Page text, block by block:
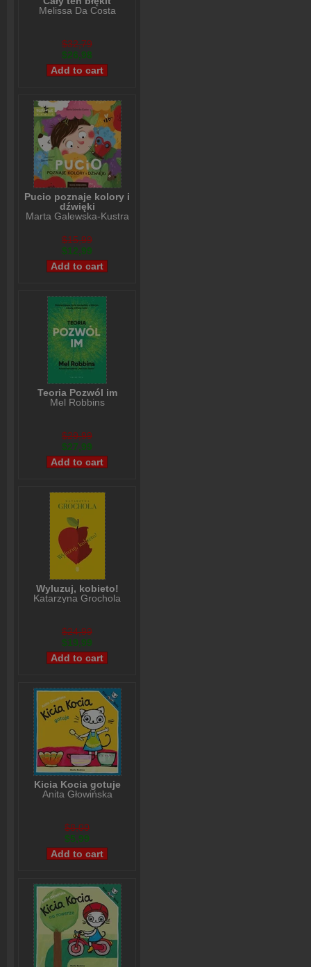
Melissa Da Costa
$32,79
$26,98
Pucio poznaje kolory i
dźwięki
Marta Galewska-Kustra
$15,99
$12,99
Teoria Pozwól im
Mel Robbins
$29,99
$27,99
Wyluzuj, kobieto!
Katarzyna Grochola
$24,99
$19,99
Kicia Kocia gotuje
Anita Głowińska
$8,00
$5,99